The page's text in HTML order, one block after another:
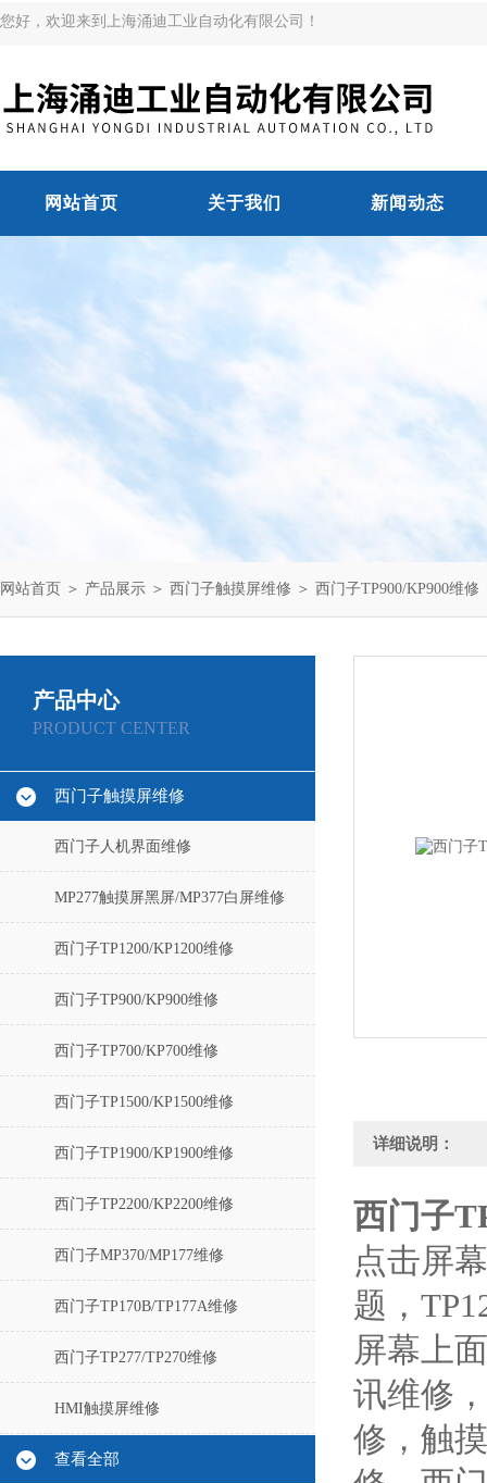
您好，欢迎来到上海涌迪工业自动化有限公司！
网站首页 关于我们 新闻动态
网站首页 ＞ 产品展示 ＞ 西门子触摸屏维修 ＞ 西门子TP900/KP900维修
产品中心
PRODUCT CENTER
西门子触摸屏维修
西门子人机界面维修
MP277触摸屏黑屏/MP377白屏维修
西门子TP1200/KP1200维修
西门子TP900/KP900维修
西门子TP700/KP700维修
西门子TP1500/KP1500维修
西门子TP1900/KP1900维修
西门子TP2200/KP2200维修
西门子MP370/MP177维修
西门子TP170B/TP177A维修
西门子TP277/TP270维修
HMI触摸屏维修
查看全部
详细说明：
西门子
点击屏
题，
屏幕上
讯维修
修，触